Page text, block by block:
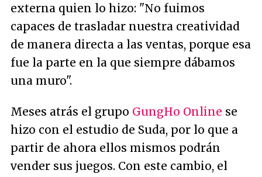
externa quien lo hizo: "No fuimos
capaces de trasladar nuestra creatividad
de manera directa a las ventas, porque esa
fue la parte en la que siempre dábamos
una muro".
Meses atrás el grupo GungHo Online se
hizo con el estudio de Suda, por lo que a
partir de ahora ellos mismos podrán
vender sus juegos. Con este cambio, el